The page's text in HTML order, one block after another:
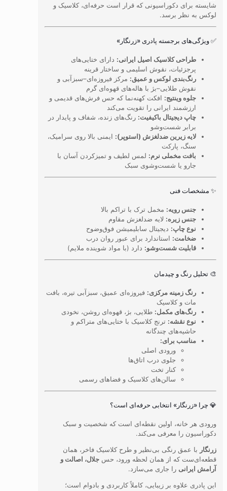
شایسته برای دکوراسیونی که قرار است حرفه‌ای، کلاسیک و
لوکس به نظر برسد.
✅ ویژگی‌های برجسته پادری «زرنگار»
طراحی کلاسیک اصیل ایرانی: دارای ختایی‌های
پرجزئیات، نقوش اسلیمی و ساختار قرینه
رنگ‌بندی لوکس و عمیق: مرکز فیروزه‌ای–سبزآبی و
نقوش طلایی–بژ با هاله‌های قهوه‌ای گرم
جلوه وینتیج: افکت کهنه‌نما که حس فرش‌های قدیمی و
ارزشمند ایرانی را تقویت می‌کند
چاپ دیجیتال باکیفیت: رنگ‌های زنده، شفاف و پایدار در
برابر شست‌وشو
لایه زیرین ضدلغزش (استوپر): ایمنی بالا روی سرامیک،
سنگ، پارکت
بافت مخملی نرم: لمس لطیف و تمیزکردن آسان با
جارو یا شست‌وشوی سبک
✨ مشخصات فنی
جنس رویه: مخمل ترک با تراکم بالا
جنس زیره: لایه ضدلغزش مقاوم
نوع چاپ: دیجیتال سابلیمیشن فوق‌وضوح
ضخامت: استاندارد برای عبور روان درب
قابلیت شست‌وشو: دارد (با مواد شوینده ملایم)
🎨 تحلیل رنگ و چیدمان
رنگ زمینه مرکزی: فیروزه‌ای عمیق، سبزآبی تیره، بافت
مات و کلاسیک
رنگ‌های مکمل: طلایی، بژ، قهوه‌ای روشن، نخودی
نوع نقشه: ترنج کلاسیک با ختایی‌های متراکم و
حاشیه‌های چندگانه
مناسب برای:
ورودی اصلی
جلوی درب اتاق‌ها
کنار تخت
سالن‌های کلاسیک و فضاهای رسمی
💎 چرا «زرنگار» انتخابی حرفه‌ای است؟
ورودی هر خانه، اولین نقطه‌ای است که شخصیت و سبک
دکوراسیون را معرفی می‌کند.
زرنگار با عمق رنگی بی‌نظیر و طرح کلاسیک فاخر، همان
قطعه‌ای‌ست که از همان لحظه ورود، حس جلال، اصالت و
آرامش ایرانی را جاری می‌سازد.
این پادری علاوه بر زیبایی، کاملاً کاربردی و بادوام است؛